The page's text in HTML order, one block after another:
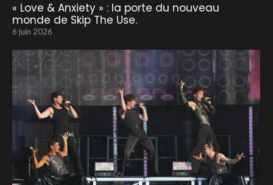
« Love & Anxiety » : la porte du nouveau
monde de Skip The Use.
6 juin 2026